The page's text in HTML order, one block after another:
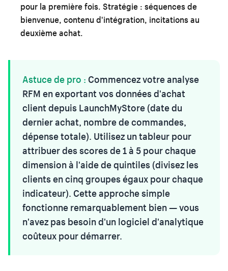
pour la première fois. Stratégie : séquences de
bienvenue, contenu d'intégration, incitations au
deuxième achat.
Astuce de pro : Commencez votre analyse
RFM en exportant vos données d'achat
client depuis LaunchMyStore (date du
dernier achat, nombre de commandes,
dépense totale). Utilisez un tableur pour
attribuer des scores de 1 à 5 pour chaque
dimension à l'aide de quintiles (divisez les
clients en cinq groupes égaux pour chaque
indicateur). Cette approche simple
fonctionne remarquablement bien — vous
n'avez pas besoin d'un logiciel d'analytique
coûteux pour démarrer.